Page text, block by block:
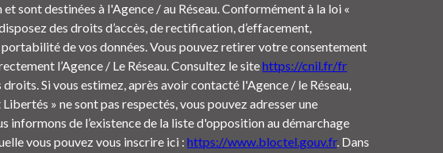
sont destinées à l'Agence / au Réseau. Conformément à la loi «
des droits d’accès, de rectification, d’effacement,
de vos données. Vous pouvez retirer votre consentement
l’Agence / Le Réseau. Consultez le sitehttps://cnil.fr/fr
Si vous estimez, après avoir contacté l'Agence / le Réseau,
» ne sont pas respectés, vous pouvez adresser une
informons de l’existence de la liste d'opposition au démarchage
vous pouvez vous inscrire ici : https://www.bloctel.gouv.fr. Dans